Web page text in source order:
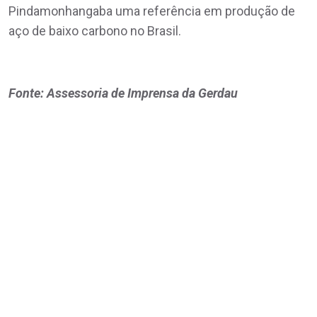
Pindamonhangaba uma referência em produção de
aço de baixo carbono no Brasil.
Fonte: Assessoria de Imprensa da Gerdau